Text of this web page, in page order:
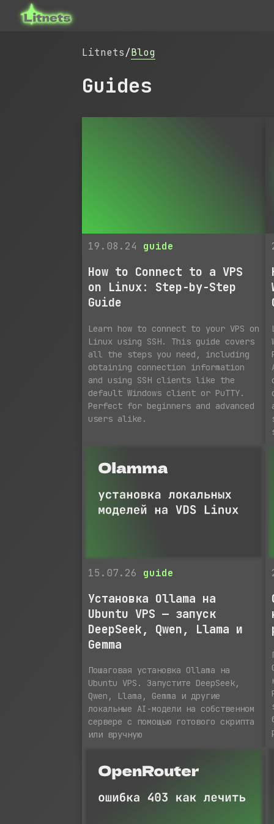
Litnets/Blog
Guides
19.08.24 guide
How to Connect to a VPS
on Linux: Step-by-Step
Guide
Learn how to connect to your VPS on
Linux using SSH. This guide covers
all the steps you need, including
obtaining connection information
and using SSH clients like the
default Windows client or PuTTY.
Perfect for beginners and advanced
users alike.
15.07.26 guide
Установка Ollama на
Ubuntu VPS — запуск
DeepSeek, Qwen, Llama и
Gemma
Пошаговая установка Ollama на
Ubuntu VPS. Запустите DeepSeek,
Qwen, Llama, Gemma и другие
локальные AI-модели на собственном
сервере с помощью готового скрипта
или вручную